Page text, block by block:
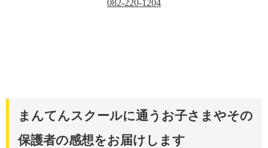
082-220-1204
まんてんスクールに通うお子さまやその
保護者の感想をお届けします